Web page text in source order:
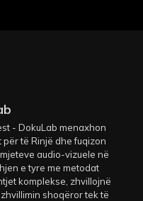
- DokuLab menaxhon
të Rinjë dhe fuqizon
audio-vizuele në
e tyre me metodat
komplekse, zhvillojnë
shoqëror tek të